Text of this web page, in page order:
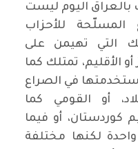
اليوم ليست
المسلّحة للأحزاب
التي تهيمن على
الأقليم، تمتلك كما
في الصراع
أو القومي كما
كوردستان، أو فيما
لكنها مختلفة